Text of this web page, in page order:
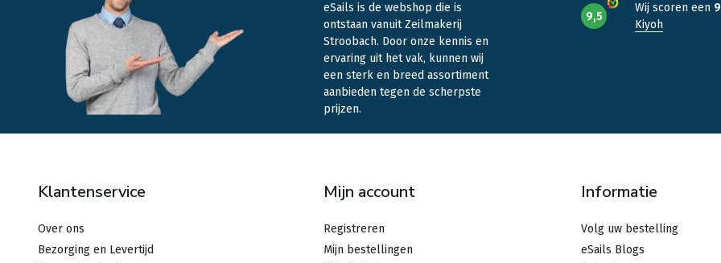
eSails is de webshop die is
ontstaan vanuit Zeilmakerij
Stroobach. Door onze kennis en
ervaring uit het vak, kunnen wij
een sterk en breed assortiment
aanbieden tegen de scherpste
prijzen.
9,5
Wij scoren een
Kiyoh
Klantenservice
Over ons
Bezorging en Levertijd
Mijn account
Registreren
Mijn bestellingen
Informatie
Volg uw bestelling
eSails Blogs